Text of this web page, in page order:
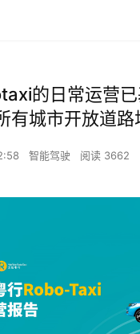
的日常运营
有城市开放道路
智能驾驶 阅读 3662